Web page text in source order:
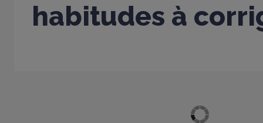
habitudes à
Afficher plus d'articles